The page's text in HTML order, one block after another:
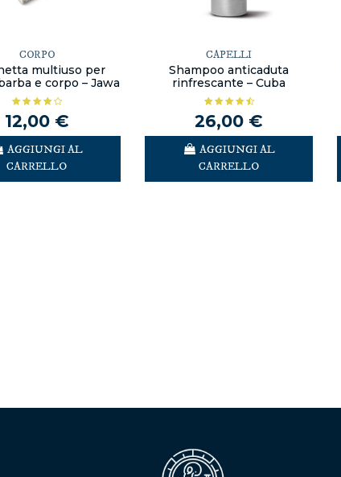
CORPO
multiuso per
e corpo – Jawa
12,00 €
AGGIUNGI AL
CARRELLO
CAPELLI
Shampoo anticaduta
rinfrescante – Cuba
26,00 €
AGGIUNGI AL
CARRELLO